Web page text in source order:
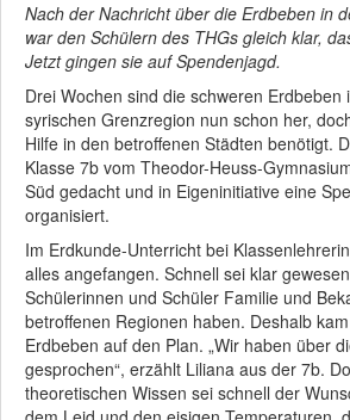
Nach der Nachricht über die Erdbeben in
war den Schülern des THGs gleich klar,
Jetzt gingen sie auf Spendenjagd.
Drei Wochen sind die schweren Erdbeben
syrischen Grenzregion nun schon her,
Hilfe in den betroffenen Städten benötigt.
Klasse 7b vom Theodor-Heuss-
Süd gedacht und in Eigeninitiative eine
organisiert.
Im Erdkunde-Unterricht bei
alles angefangen. Schnell sei klar
Schülerinnen und Schüler Familie und
betroffenen Regionen haben. Deshalb
Erdbeben auf den Plan. „Wir haben über
gesprochen“, erzählt Liliana aus der 7b.
theoretischen Wissen sei schnell der